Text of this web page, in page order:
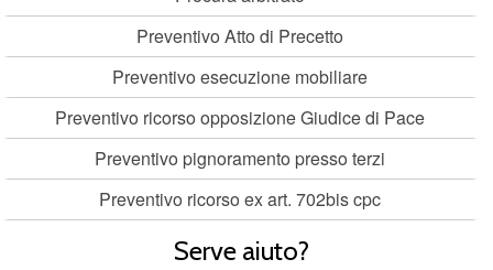
Preventivo Atto di Precetto
Preventivo esecuzione mobiliare
Preventivo ricorso opposizione Giudice di Pace
Preventivo pignoramento presso terzi
Preventivo ricorso ex art. 702bis cpc
Serve aiuto?